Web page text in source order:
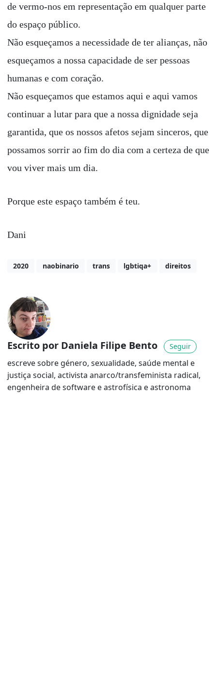
de vermo-nos em representação em qualquer parte
do espaço público.
Não esqueçamos a necessidade de ter alianças, não
esqueçamos a nossa capacidade de ser pessoas
humanas e com coração.
Não esqueçamos que estamos aqui e aqui vamos
continuar a lutar para que a nossa dignidade seja
garantida, que os nossos afetos sejam sinceros, que
possamos sorrir ao fim do dia com a certeza de que
vou viver mais um dia.
Porque este espaço também é teu.
Dani
2020 naobinario trans lgbtiqa+ direitos
Escrito por Daniela Filipe Bento Seguir
escreve sobre género, sexualidade, saúde mental e
justiça social, activista anarco/transfeminista radical,
engenheira de software e astrofísica e astronoma